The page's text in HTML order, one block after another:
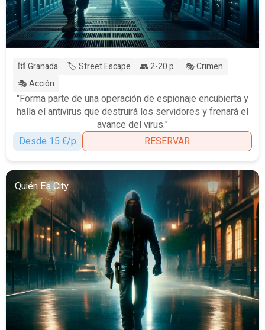
🕍 Granada 🏷️ Street Escape 👥 2-20 p.
🎭 Crimen
🎭 Acción
"Forma parte de una operación de espionaje encubierta y
halla el antivirus que destruirá los servidores y frenará el
avance del virus."
Desde 15 €/p
RESERVAR
Quién Es City